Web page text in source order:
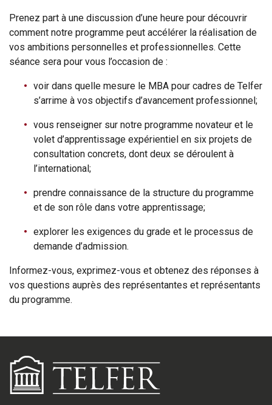
Prenez part à une discussion d’une heure pour découvrir
comment notre programme peut accélérer la réalisation de
vos ambitions personnelles et professionnelles. Cette
séance sera pour vous l’occasion de :
voir dans quelle mesure le MBA pour cadres de Telfer
s’arrime à vos objectifs d’avancement professionnel;
vous renseigner sur notre programme novateur et le
volet d’apprentissage expérientiel en six projets de
consultation concrets, dont deux se déroulent à
l’international;
prendre connaissance de la structure du programme
et de son rôle dans votre apprentissage;
explorer les exigences du grade et le processus de
demande d’admission.
Informez-vous, exprimez-vous et obtenez des réponses à
vos questions auprès des représentantes et représentants
du programme.